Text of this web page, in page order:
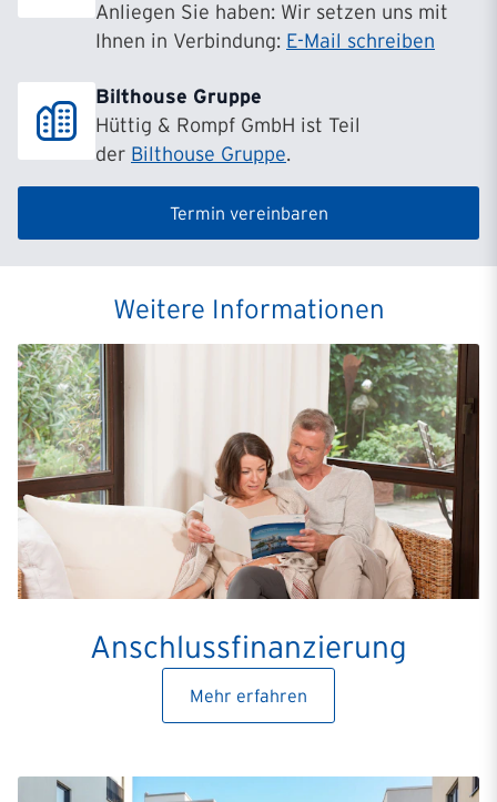
Anliegen Sie haben: Wir setzen uns mit
Ihnen in Verbindung: E-Mail schreiben
Bilthouse Gruppe
Hüttig & Rompf GmbH ist Teil
der Bilthouse Gruppe.
Termin vereinbaren
Weitere Informationen
Anschlussfinanzierung
Mehr erfahren